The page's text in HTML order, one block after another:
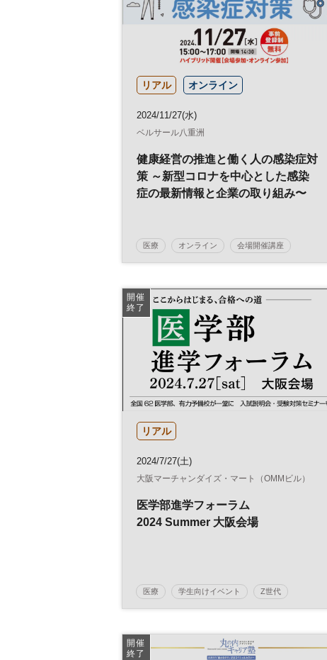
リアル オンライン
2024/11/27(水)
ベルサール八重洲
健康経営の推進と働く人の感染症対
策 ～新型コロナを中心とした感染
症の最新情報と企業の取り組み〜
医療 オンライン 会場開催講座
経営戦略
日経ビジネススクール
開催
終了
リアル
2024/7/27(土)
大阪マーチャンダイズ・マート（OMMビル）
医学部進学フォーラム
2024 Summer 大阪会場
医療 学生向けイベント Z世代
進学 参加無料
開催
終了